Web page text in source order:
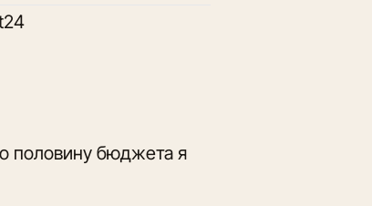
половину бюджета я